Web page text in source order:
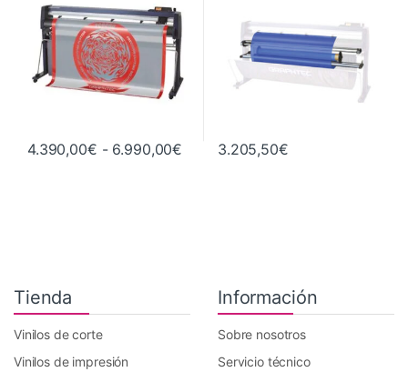
4.390,00€ - 6.990,00€ Rango de precios: desde
Este producto tiene múltiples variantes. Las opciones se
3.205,50€
Tienda
Vinilos de corte
Vinilos de impresión
Información
Sobre nosotros
Servicio técnico